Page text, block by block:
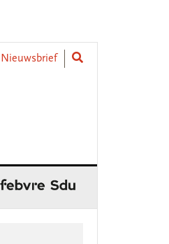
Nieuwsbrief